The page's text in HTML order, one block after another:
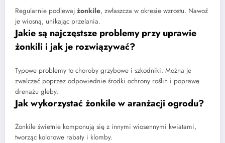
Regularnie podlewaj żonkile, zwłaszcza w okresie wzrostu. Nawoź
je wiosną, unikając przelania.
Jakie są najczęstsze problemy przy uprawie
żonkili i jak je rozwiązywać?
Typowe problemy to choroby grzybowe i szkodniki. Można je
zwalczać poprzez odpowiednie środki ochrony roślin i poprawę
drenażu gleby.
Jak wykorzystać żonkile w aranżacji ogrodu?
Żonkile świetnie komponują się z innymi wiosennymi kwiatami,
tworząc kolorowe rabaty i klomby.